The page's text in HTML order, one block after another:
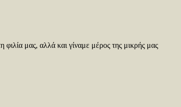
μας, αλλά και γίναμε μέρος της μικρής μας